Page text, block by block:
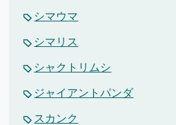
シマウマ
シマリス
シャクトリムシ
ジャイアントパンダ
スカンク